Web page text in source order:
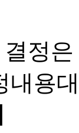
정
내용